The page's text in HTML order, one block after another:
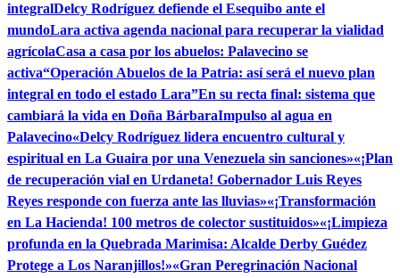
integralDelcy Rodríguez defiende el Esequibo ante el
mundoLara activa agenda nacional para recuperar la vialidad
agrícolaCasa a casa por los abuelos: Palavecino se
activa“Operación Abuelos de la Patria: así será el nuevo plan
integral en todo el estado Lara”En su recta final: sistema que
cambiará la vida en Doña BárbaraImpulso al agua en
Palavecino«Delcy Rodríguez lidera encuentro cultural y
espiritual en La Guaira por una Venezuela sin sanciones»«¡Plan
de recuperación vial en Urdaneta! Gobernador Luis Reyes
Reyes responde con fuerza ante las lluvias»«¡Transformación
en La Hacienda! 100 metros de colector sustituidos»«¡Limpieza
profunda en la Quebrada Marimisa: Alcalde Derby Guédez
Protege a Los Naranjillos!»«Gran Peregrinación Nacional